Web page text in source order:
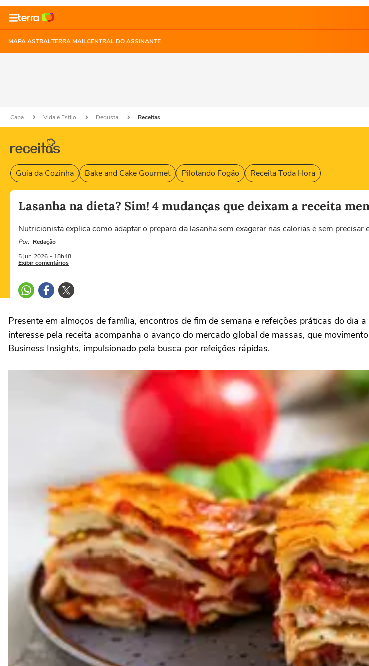
MAPA ASTRALTERRA MAILCENTRAL DO ASSINANTE
Capa Vida e Estilo Degusta Receitas
Guia da Cozinha Bake and Cake Gourmet Pilotando Fogão Receita Toda Hora
Lasanha na dieta? Sim! 4 mudanças que deixam a receita
Nutricionista explica como adaptar o preparo da lasanha sem exagerar nas calorias e sem precisar
Por: Redação
5 jun 2026 - 18h48
Exibir comentários
Presente em almoços de família, encontros de fim de semana e refeições práticas do dia
interesse pela receita acompanha o avanço do mercado global de massas, que
Business Insights, impulsionado pela busca por refeições rápidas.